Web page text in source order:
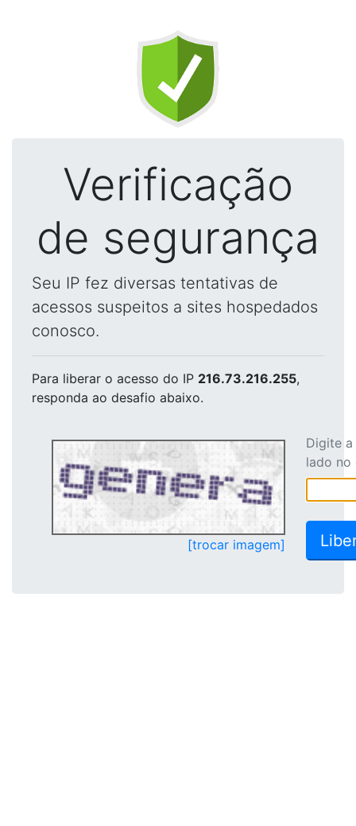
Verificação
de segurança
Seu IP fez diversas tentativas de
acessos suspeitos a sites hospedados
conosco.
Para liberar o acesso do IP 216.73.216.255,
responda ao desafio abaixo.
[trocar imagem]
Digite
lado no